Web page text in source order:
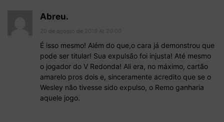
Abreu.
É isso mesmo! Além do que,o cara já demonstrou que
pode ser titular! Sua expulsão foi injusta! Até mesmo
o jogador do V Redonda! Ali era, no máximo, cartão
amarelo pros dois e, sinceramente acredito que se o
Wesley não tivesse sido expulso, o Remo ganharia
aquele jogo.